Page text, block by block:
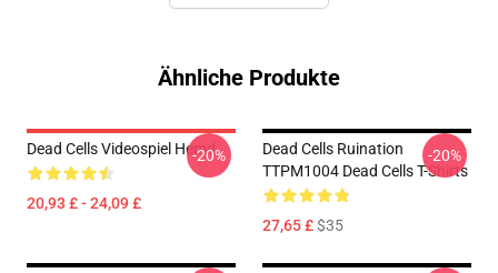
Ähnliche Produkte
Dead Cells Videospiel Hemd
20,93 £ - 24,09 £
-20%
Dead Cells Ruination
TTPM1004 Dead Cells T-Shirts
27,65 £$35
-20%